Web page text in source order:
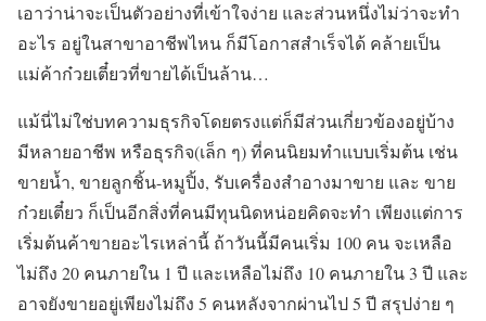
เอาว่าน่าจะเป็นตัวอย่างที่เข้าใจง่าย และส่วนหนึ่งไม่ว่าจะทำ
อะไร อยู่ในสาขาอาชีพไหน ก็มีโอกาสสำเร็จได้ คล้ายเป็น
แม่ค้าก๋วยเตี๋ยวที่ขายได้เป็นล้าน…
แม้นี่ไม่ใช่บทความธุรกิจโดยตรงแต่ก็มีส่วนเกี่ยวข้องอยู่บ้าง
มีหลายอาชีพ หรือธุรกิจ(เล็ก ๆ) ที่คนนิยมทำแบบเริ่มต้น เช่น
ขายน้ำ, ขายลูกชิ้น-หมูปิ้ง, รับเครื่องสำอางมาขาย และ ขาย
ก๋วยเตี๋ยว ก็เป็นอีกสิ่งที่คนมีทุนนิดหน่อยคิดจะทำ เพียงแต่การ
เริ่มต้นค้าขายอะไรเหล่านี้ ถ้าวันนี้มีคนเริ่ม 100 คน จะเหลือ
ไม่ถึง 20 คนภายใน 1 ปี และเหลือไม่ถึง 10 คนภายใน 3 ปี และ
อาจยังขายอยู่เพียงไม่ถึง 5 คนหลังจากผ่านไป 5 ปี สรุปง่าย ๆ